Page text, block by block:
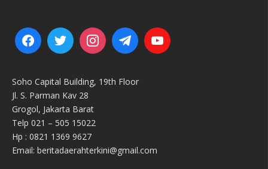
Soho Capital Building, 19th Floor
Jl. S. Parman Kav 28
Grogol, Jakarta Barat
Telp 021 – 505 15022
Hp : 0821 1369 9627
Email: beritadaerahterkini@gmail.com